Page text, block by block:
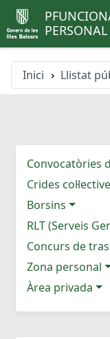
PERSONAL
Inici Llistat
Convocatòries
Crides
Borsins
RLT (Serveis
Concurs de
Zona personal
Àrea privada